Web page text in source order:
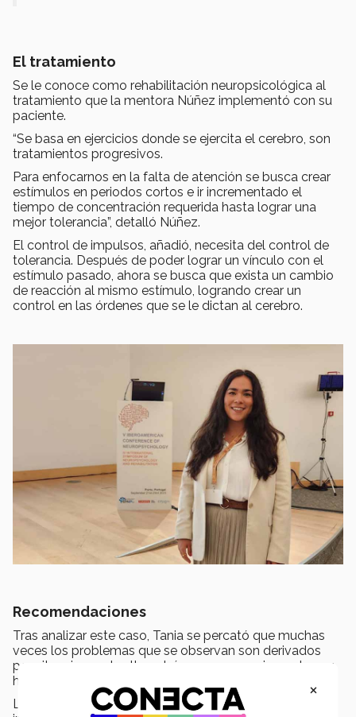
El tratamiento
Se le conoce como rehabilitación neuropsicológica al
tratamiento que la mentora Núñez implementó con su
paciente.
“Se basa en ejercicios donde se ejercita el cerebro, son
tratamientos progresivos.
Para enfocarnos en la falta de atención se busca crear
estímulos en periodos cortos e ir incrementado el
tiempo de concentración requerida hasta lograr una
mejor tolerancia”, detalló Núñez.
El control de impulsos, añadió, necesita del control de
tolerancia. Después de poder lograr un vínculo con el
estímulo pasado, ahora se busca que exista un cambio
de reacción al mismo estímulo, logrando crear un
control en las órdenes que se le dictan al cerebro.
Recomendaciones
Tras analizar este caso, Tania se percató que muchas
veces los problemas que se observan son derivados
por situaciones de alto estrés y no necesariamente por
haber tenido COVID.
La mentora sugirió que como papá o mamá es
×